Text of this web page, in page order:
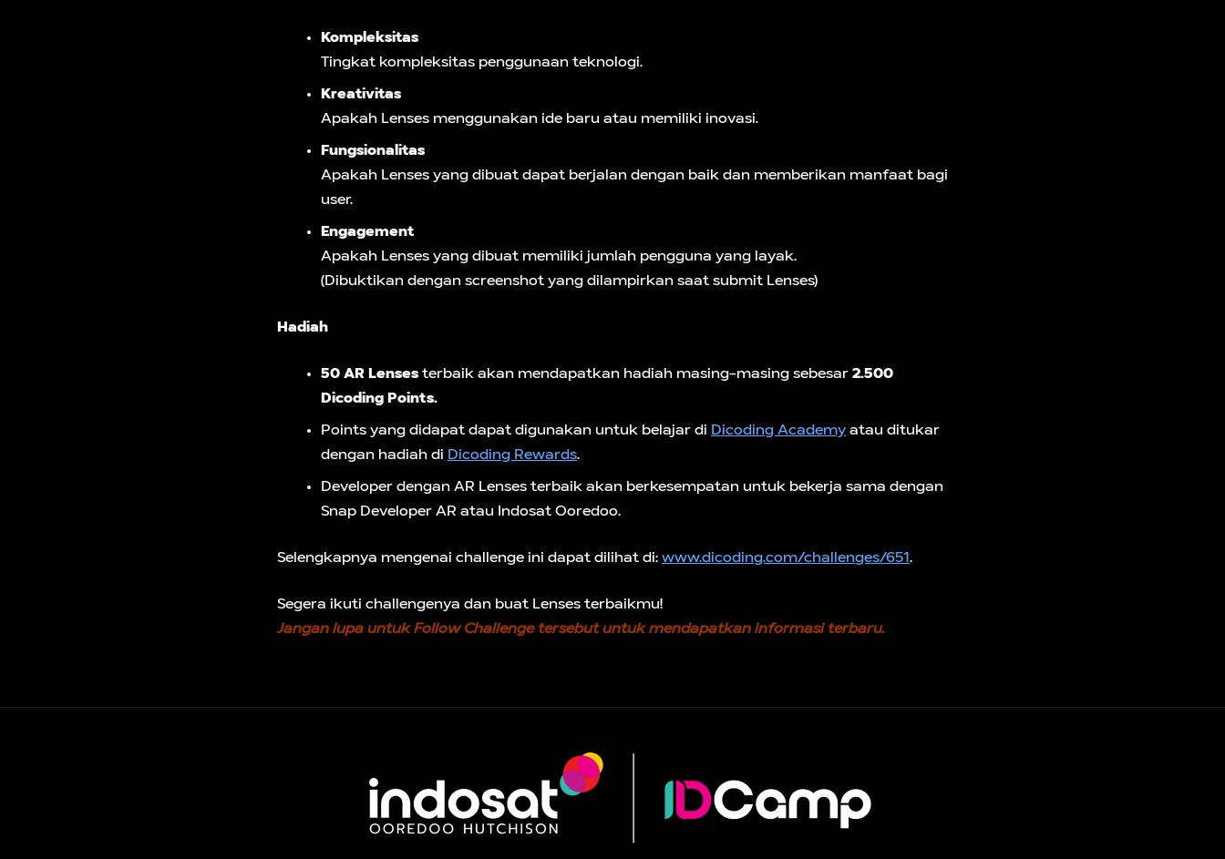
Kompleksitas
Tingkat kompleksitas penggunaan teknologi.
Kreativitas
Apakah Lenses menggunakan ide baru atau memiliki inovasi.
Fungsionalitas
Apakah Lenses yang dibuat dapat berjalan dengan baik dan memberikan manfaat bagi
user.
Engagement
Apakah Lenses yang dibuat memiliki jumlah pengguna yang layak.
(Dibuktikan dengan screenshot yang dilampirkan saat submit Lenses)
Hadiah
50 AR Lenses terbaik akan mendapatkan hadiah masing-masing sebesar 2.500
Dicoding Points.
Points yang didapat dapat digunakan untuk belajar di Dicoding Academy atau ditukar
dengan hadiah di Dicoding Rewards.
Developer dengan AR Lenses terbaik akan berkesempatan untuk bekerja sama dengan
Snap Developer AR atau Indosat Ooredoo.
Selengkapnya mengenai challenge ini dapat dilihat di: www.dicoding.com/challenges/651.
Segera ikuti challengenya dan buat Lenses terbaikmu!
Jangan lupa untuk Follow Challenge tersebut untuk mendapatkan informasi terbaru.